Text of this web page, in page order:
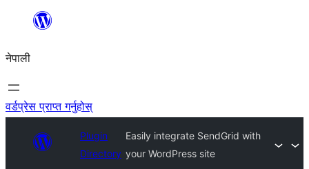
सामग्रीमा
नेपाली
वर्डप्रेस प्राप्त गर्नुहोस्
Plugin
Directory
Easily integrate SendGrid with
your WordPress site